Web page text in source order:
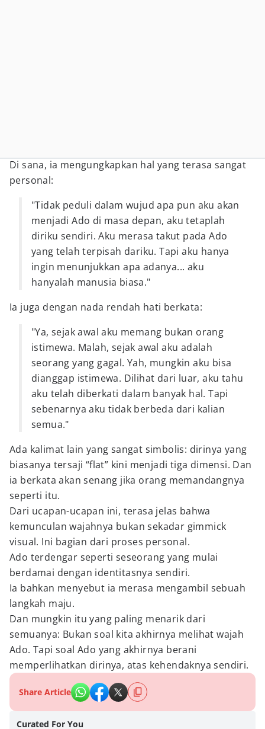
Di sana, ia mengungkapkan hal yang terasa sangat
personal:
"Tidak peduli dalam wujud apa pun aku akan
menjadi Ado di masa depan, aku tetaplah
diriku sendiri. Aku merasa takut pada Ado
yang telah terpisah dariku. Tapi aku hanya
ingin menunjukkan apa adanya... aku
hanyalah manusia biasa."
Ia juga dengan nada rendah hati berkata:
"Ya, sejak awal aku memang bukan orang
istimewa. Malah, sejak awal aku adalah
seorang yang gagal. Yah, mungkin aku bisa
dianggap istimewa. Dilihat dari luar, aku tahu
aku telah diberkati dalam banyak hal. Tapi
sebenarnya aku tidak berbeda dari kalian
semua."
Ada kalimat lain yang sangat simbolis: dirinya yang
biasanya tersaji “flat” kini menjadi tiga dimensi. Dan
ia berkata akan senang jika orang memandangnya
seperti itu.
Dari ucapan-ucapan ini, terasa jelas bahwa
kemunculan wajahnya bukan sekadar gimmick
visual. Ini bagian dari proses personal.
Ado terdengar seperti seseorang yang mulai
berdamai dengan identitasnya sendiri.
Ia bahkan menyebut ia merasa mengambil sebuah
langkah maju.
Dan mungkin itu yang paling menarik dari
semuanya: Bukan soal kita akhirnya melihat wajah
Ado. Tapi soal Ado yang akhirnya berani
memperlihatkan dirinya, atas kehendaknya sendiri.
Share Article
Curated For You